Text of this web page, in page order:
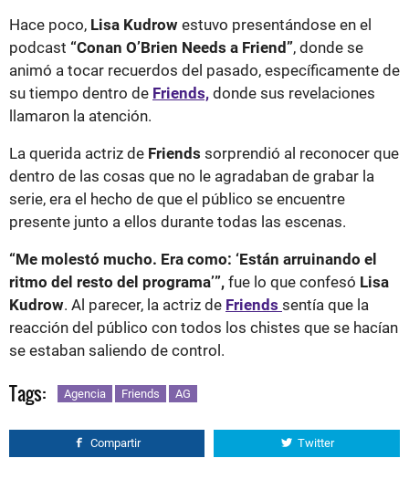
Hace poco, Lisa Kudrow estuvo presentándose en el
podcast “Conan O’Brien Needs a Friend”, donde se
animó a tocar recuerdos del pasado, específicamente de
su tiempo dentro de Friends, donde sus revelaciones
llamaron la atención.
La querida actriz de Friends sorprendió al reconocer que
dentro de las cosas que no le agradaban de grabar la
serie, era el hecho de que el público se encuentre
presente junto a ellos durante todas las escenas.
“Me molestó mucho. Era como: ‘Están arruinando el
ritmo del resto del programa’”, fue lo que confesó Lisa
Kudrow. Al parecer, la actriz de Friends sentía que la
reacción del público con todos los chistes que se hacían
se estaban saliendo de control.
Tags: Agencia Friends AG
Compartir Twitter